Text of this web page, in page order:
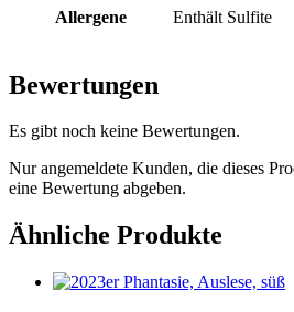
Allergene Enthält Sulfite
Bewertungen
Es gibt noch keine Bewertungen.
Nur angemeldete Kunden, die dieses
eine Bewertung abgeben.
Ähnliche Produkte